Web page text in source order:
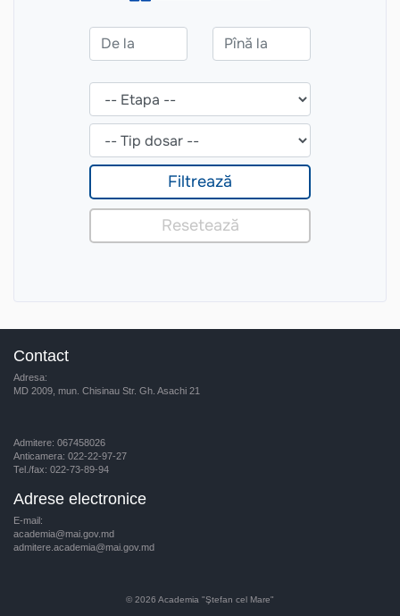
Contact
Adresa:
MD 2009, mun. Chisinau Str. Gh. Asachi 21
Admitere: 067458026
Anticamera: 022-22-97-27
Tel./fax: 022-73-89-94
Adrese electronice
E-mail:
academia@mai.gov.md
admitere.academia@mai.gov.md
© 2026 Academia "Ştefan cel Mare"